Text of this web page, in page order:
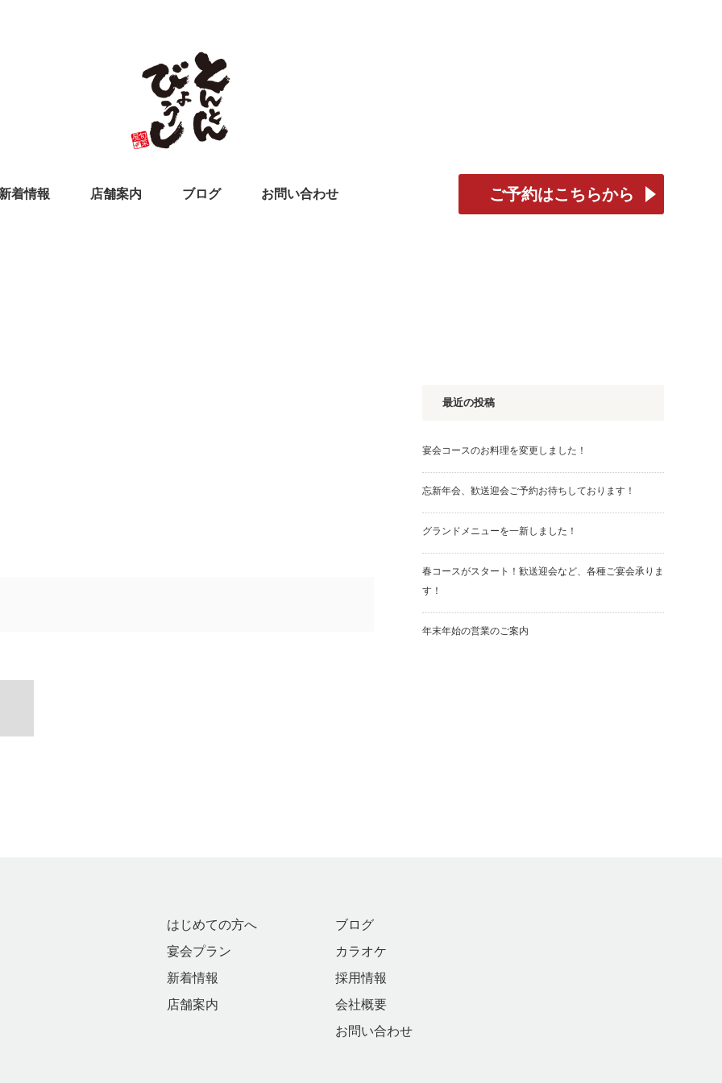
着情報 店舗案内 ブログ お問い合わせ ご予約はこちらから
最近の投稿
宴会コースのお料理を変更しました！
忘新年会、歓送迎会ご予約お待ちしております！
グランドメニューを一新しました！
春コースがスタート！歓送迎会など、各種ご宴会承りま
す！
年末年始の営業のご案内
はじめての方へ
宴会プラン
新着情報
店舗案内
ブログ
カラオケ
採用情報
会社概要
お問い合わせ